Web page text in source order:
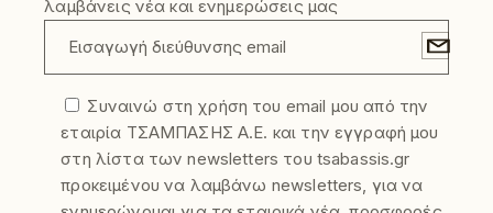
λαμβάνεις νέα και ενημερώσεις μας
Συναινώ στη χρήση του email μου από την
εταιρία ΤΣΑΜΠΑΣΗΣ Α.Ε. και την εγγραφή μου
στη λίστα των newsletters του tsabassis.gr
προκειμένου να λαμβάνω newsletters, για να